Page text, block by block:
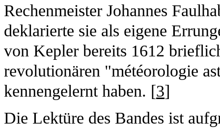
Rechenmeister Johannes
deklarierte sie als eigene
von Kepler bereits 1612
revolutionären "météorologie
kennengelernt haben. [3]
Die Lektüre des Bandes ist